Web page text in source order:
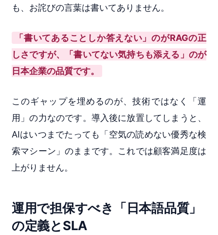
も、お詫びの言葉は書いてありません。
「書いてあることしか答えない」のがRAGの正
しさですが、「書いてない気持ちも添える」のが
日本企業の品質です。
このギャップを埋めるのが、技術ではなく「運
用」の力なのです。導入後に放置してしまうと、
AIはいつまでたっても「空気の読めない優秀な検
索マシーン」のままです。これでは顧客満足度は
上がりません。
運用で担保すべき「日本語品質」
の定義とSLA